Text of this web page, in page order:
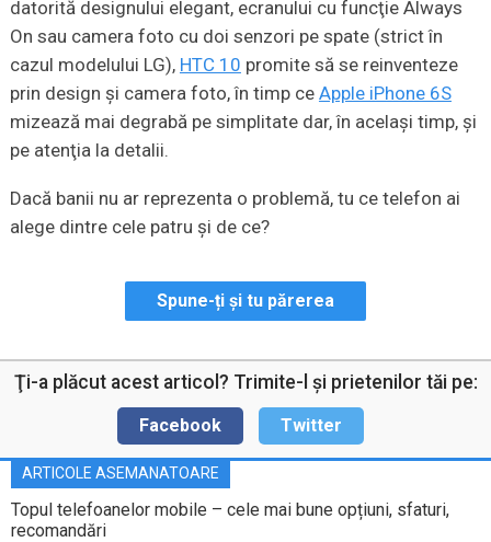
datorită designului elegant, ecranului cu funcţie Always
On sau camera foto cu doi senzori pe spate (strict în
cazul modelului LG), HTC 10 promite să se reinventeze
prin design și camera foto, în timp ce Apple iPhone 6S
mizează mai degrabă pe simplitate dar, în acelaşi timp, şi
pe atenţia la detalii.
Dacă banii nu ar reprezenta o problemă, tu ce telefon ai
alege dintre cele patru și de ce?
Spune-ți și tu părerea
Ţi-a plăcut acest articol? Trimite-l şi prietenilor tăi pe:
Facebook Twitter
ARTICOLE ASEMANATOARE
Topul telefoanelor mobile – cele mai bune opțiuni, sfaturi,
recomandări